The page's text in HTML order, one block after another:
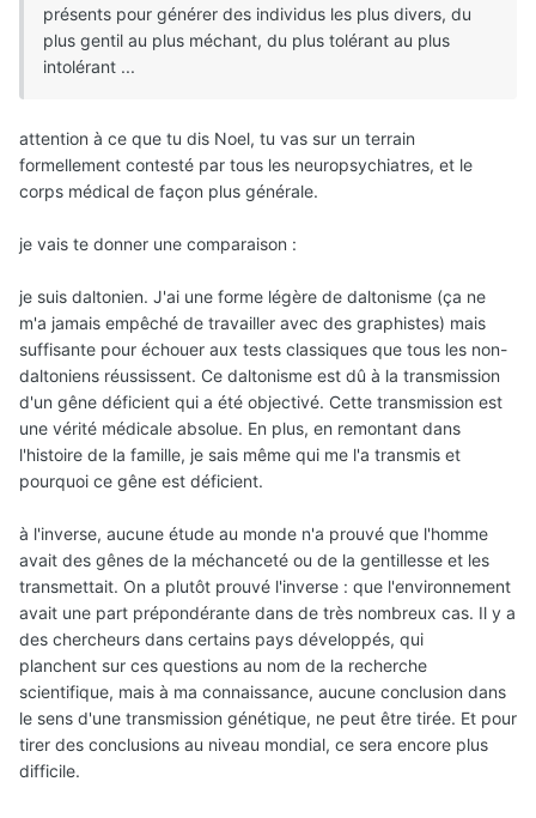
présents pour générer des individus les plus divers, du
plus gentil au plus méchant, du plus tolérant au plus
intolérant ...
attention à ce que tu dis Noel, tu vas sur un terrain
formellement contesté par tous les neuropsychiatres, et le
corps médical de façon plus générale.
je vais te donner une comparaison :
je suis daltonien. J'ai une forme légère de daltonisme (ça ne
m'a jamais empêché de travailler avec des graphistes) mais
suffisante pour échouer aux tests classiques que tous les non-
daltoniens réussissent. Ce daltonisme est dû à la transmission
d'un gêne déficient qui a été objectivé. Cette transmission est
une vérité médicale absolue. En plus, en remontant dans
l'histoire de la famille, je sais même qui me l'a transmis et
pourquoi ce gêne est déficient.
à l'inverse, aucune étude au monde n'a prouvé que l'homme
avait des gênes de la méchanceté ou de la gentillesse et les
transmettait. On a plutôt prouvé l'inverse : que l'environnement
avait une part prépondérante dans de très nombreux cas. Il y a
des chercheurs dans certains pays développés, qui
planchent sur ces questions au nom de la recherche
scientifique, mais à ma connaissance, aucune conclusion dans
le sens d'une transmission génétique, ne peut être tirée. Et pour
tirer des conclusions au niveau mondial, ce sera encore plus
difficile.